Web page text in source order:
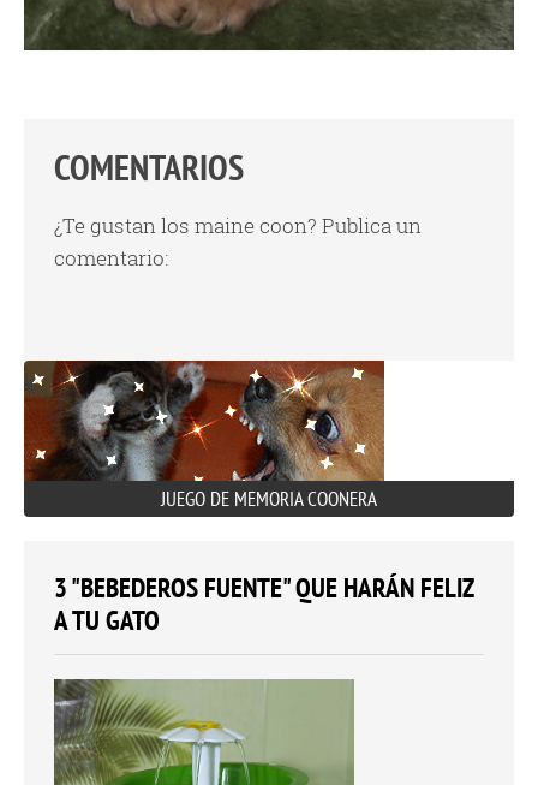
COMENTARIOS
¿Te gustan los maine coon? Publica un
comentario:
JUEGO DE MEMORIA COONERA
3 "BEBEDEROS FUENTE" QUE HARÁN FELIZ
A TU GATO